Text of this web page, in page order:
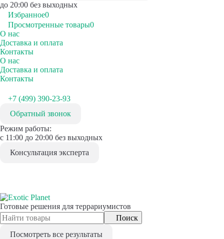
до 20:00 без выходных
Избранное0
Просмотренные товары0
О нас
Доставка и оплата
Контакты
О нас
Доставка и оплата
Контакты
+7 (499) 390-23-93
Обратный звонок
Режим работы:
с 11:00 до 20:00 без выходных
Консультация эксперта
Готовые решения для террариумистов
Поиск
Посмотреть все результаты